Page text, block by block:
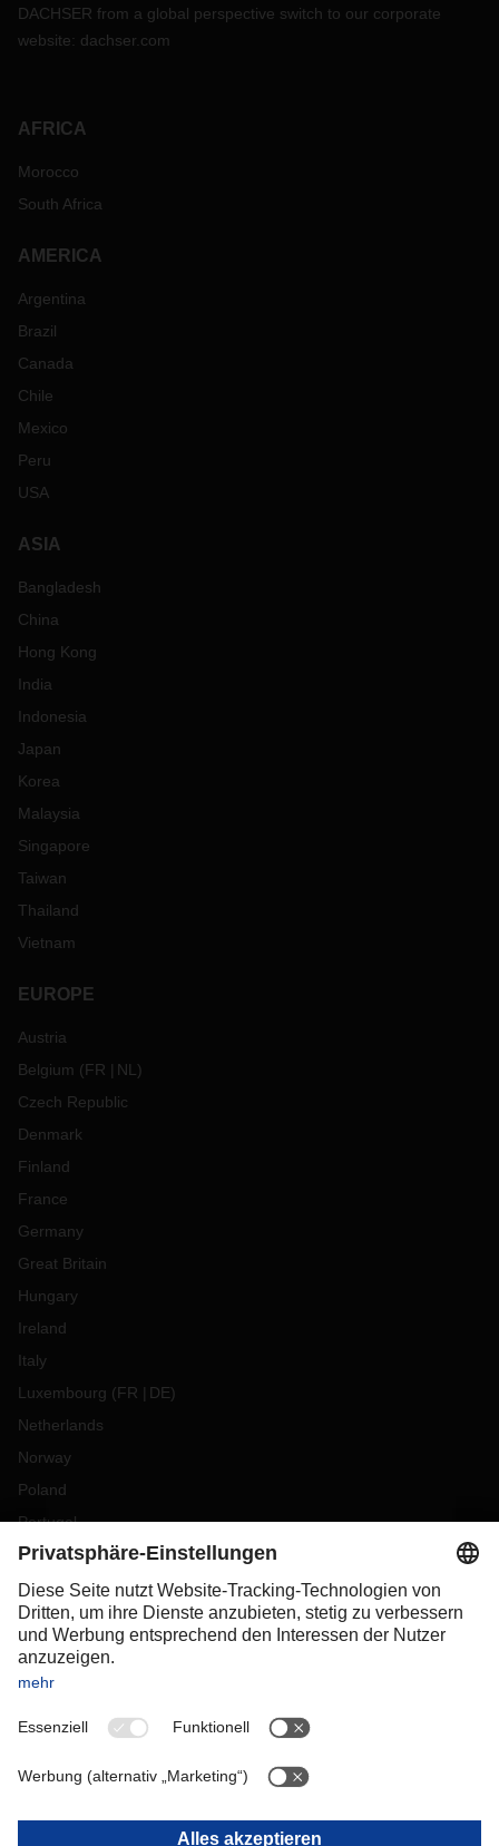
DACHSER from a global perspective switch to our corporate
website: dachser.com
AFRICA
Morocco
South Africa
AMERICA
Argentina
Brazil
Canada
Chile
Mexico
Peru
USA
ASIA
Bangladesh
China
Hong Kong
India
Indonesia
Japan
Korea
Malaysia
Singapore
Taiwan
Thailand
Vietnam
EUROPE
Austria
Belgium (FR NL )
Czech Republic
Denmark
Finland
France
Germany
Great Britain
Hungary
Ireland
Italy
Luxembourg (FR DE)
Netherlands
Norway
Poland
Portugal
Romania
Slovakia
Spain
Sweden
Switzerland
OCEANIA